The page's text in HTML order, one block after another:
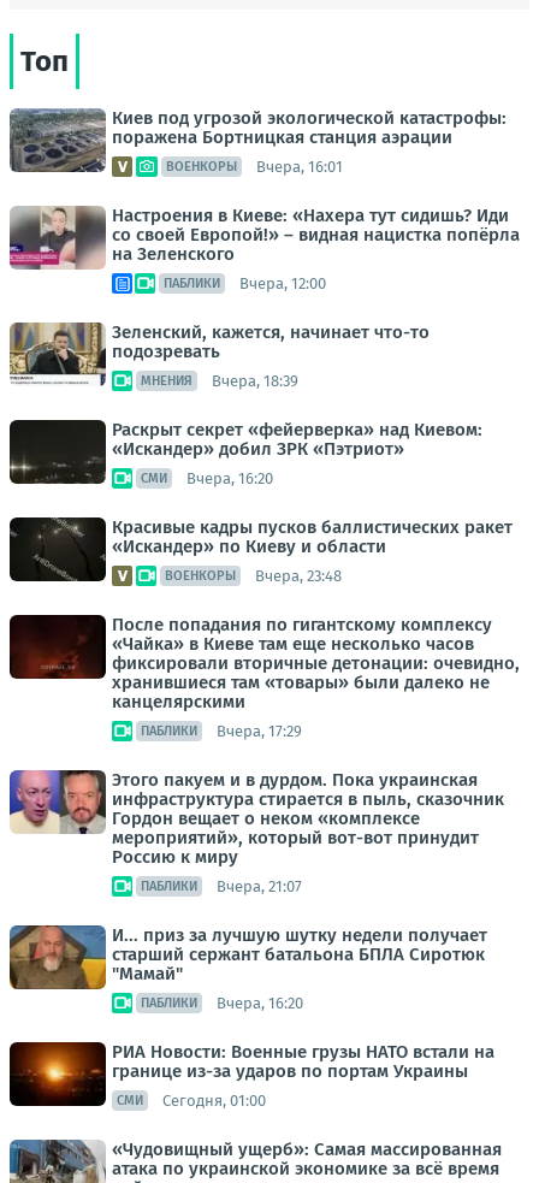
Топ
Киев под угрозой экологической катастрофы:
поражена Бортницкая станция аэрации
ВОЕНКОРЫ Вчера, 16:01
Настроения в Киеве: «Нахера тут сидишь? Иди
со своей Европой!» – видная нацистка попёрла
на Зеленского
ПАБЛИКИ Вчера, 12:00
Зеленский, кажется, начинает что-то
подозревать
МНЕНИЯ Вчера, 18:39
Раскрыт секрет «фейерверка» над Киевом:
«Искандер» добил ЗРК «Пэтриот»
СМИ Вчера, 16:20
Красивые кадры пусков баллистических ракет
«Искандер» по Киеву и области
ВОЕНКОРЫ Вчера, 23:48
После попадания по гигантскому комплексу
«Чайка» в Киеве там еще несколько часов
фиксировали вторичные детонации: очевидно,
хранившиеся там «товары» были далеко не
канцелярскими
ПАБЛИКИ Вчера, 17:29
Этого пакуем и в дурдом. Пока украинская
инфраструктура стирается в пыль, сказочник
Гордон вещает о неком «комплексе
мероприятий», который вот-вот принудит
Россию к миру
ПАБЛИКИ Вчера, 21:07
И... приз за лучшую шутку недели получает
старший сержант батальона БПЛА Сиротюк
"Мамай"
ПАБЛИКИ Вчера, 16:20
РИА Новости: Военные грузы НАТО встали на
границе из-за ударов по портам Украины
СМИ Сегодня, 01:00
«Чудовищный ущерб»: Самая массированная
атака по украинской экономике за всё время